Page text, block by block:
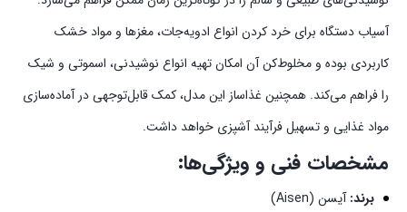
آسیاب دستگاه برای خرد کردن انواع ادویه‌جات، مغزها و مواد خشک
کاربردی بوده و مخلوط‌کن آن امکان تهیه انواع نوشیدنی، اسموتی و شیک
را فراهم می‌کند. همچنین غذاساز این مدل، کمک قابل‌توجهی در آماده‌سازی
مواد غذایی و تسهیل فرآیند آشپزی خواهد داشت.
مشخصات فنی و ویژگی‌ها:
برند:آیسن (Aisen)